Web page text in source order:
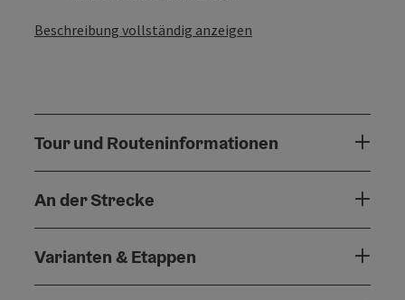
Beschreibung vollständig anzeigen
Tour und Routeninformationen
An der Strecke
Varianten & Etappen